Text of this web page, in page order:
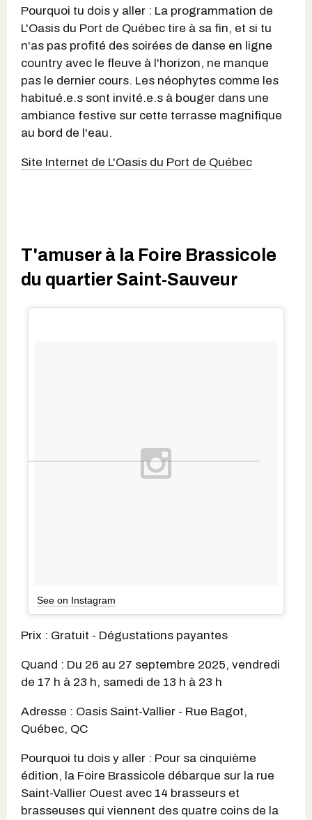
Pourquoi tu dois y aller : La programmation de
L'Oasis du Port de Québec tire à sa fin, et si tu
n'as pas profité des soirées de danse en ligne
country avec le fleuve à l'horizon, ne manque
pas le dernier cours. Les néophytes comme les
habitué.e.s sont invité.e.s à bouger dans une
ambiance festive sur cette terrasse magnifique
au bord de l'eau.
Site Internet de L'Oasis du Port de Québec
T'amuser à la Foire Brassicole
du quartier Saint-Sauveur
See on Instagram
Prix : Gratuit - Dégustations payantes
Quand : Du 26 au 27 septembre 2025, vendredi
de 17 h à 23 h, samedi de 13 h à 23 h
Adresse : Oasis Saint-Vallier - Rue Bagot,
Québec, QC
Pourquoi tu dois y aller : Pour sa cinquième
édition, la Foire Brassicole débarque sur la rue
Saint-Vallier Ouest avec 14 brasseurs et
brasseuses qui viennent des quatre coins de la